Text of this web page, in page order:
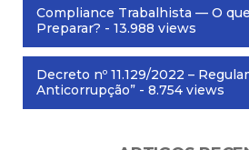
Compliance Trabalhista — O
Preparar? - 13.988 views
Decreto nº 11.129/2022 –
Anticorrupção” - 8.754 views